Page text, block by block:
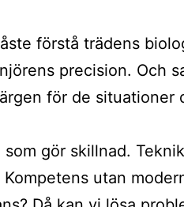
förstå trädens
precision. Och
för de situationer
gör skillnad.
Kompetens utan